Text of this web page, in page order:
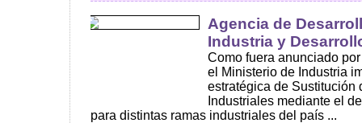
Agencia de
Industria y
Como fuera anunciado
el Ministerio de Industria
estratégica de Sustitución
Industriales mediante el
para distintas ramas industriales del país ...